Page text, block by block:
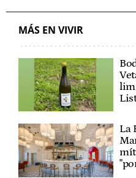
MÁS EN VIVIR
La